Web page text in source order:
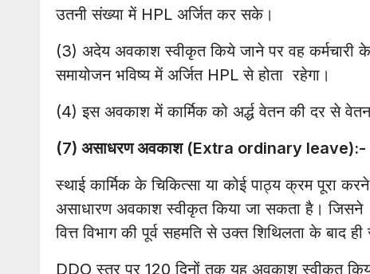
उतनी संख्या में HPL अर्जित कर सके।
(3) अदेय अवकाश स्वीकृत किये जाने पर वह कर्मचारी
समायोजन भविष्य में अर्जित HPL से होता रहेगा।
(4) इस अवकाश में कार्मिक को अर्द्ध वेतन की दर से
(7) असाधरण अवकाश (Extra ordinary leave):-
स्थाई कार्मिक के चिकित्सा या कोई पाठ्य क्रम पूरा
असाधारण अवकाश स्वीकृत किया जा सकता है।
वित्त विभाग की पूर्व सहमति से उक्त शिथिलता के बाद
DDO स्तर पर 120 दिनों तक यह अवकाश स्वीकृत